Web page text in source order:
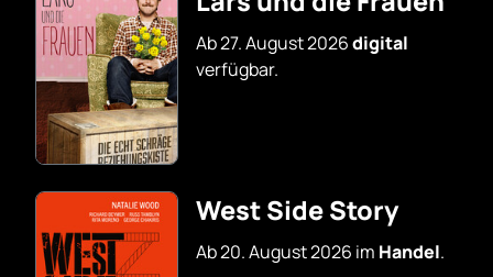
Ab 27. August 2026digital
verfügbar.
West Side Story
Ab 20. August 2026 im Handel.